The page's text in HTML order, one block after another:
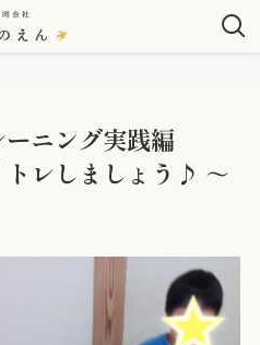
ーニング実践編
トレしましょう♪ ～